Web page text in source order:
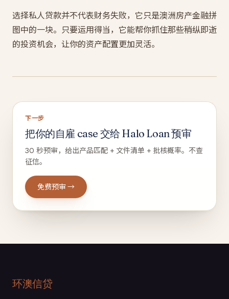
选择私人贷款并不代表财务失败，它只是澳洲房产金融拼
图中的一块。只要运用得当，它能帮你抓住那些稍纵即逝
的投资机会，让你的资产配置更加灵活。
下一步
把你的自雇 case 交给 Halo Loan 预审
30 秒预审，给出产品匹配 + 文件清单 + 批核概率。不查
征信。
免费预审 →
环澳信贷